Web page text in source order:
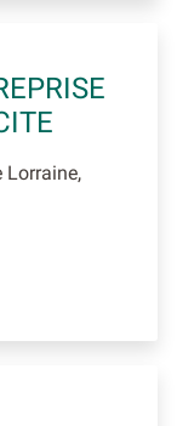
Lorraine,